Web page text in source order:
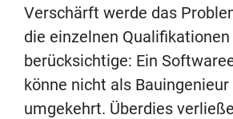
Verschärft werde das
die einzelnen Qualifikationen
berücksichtige: Ein
könne nicht als
umgekehrt. Überdies